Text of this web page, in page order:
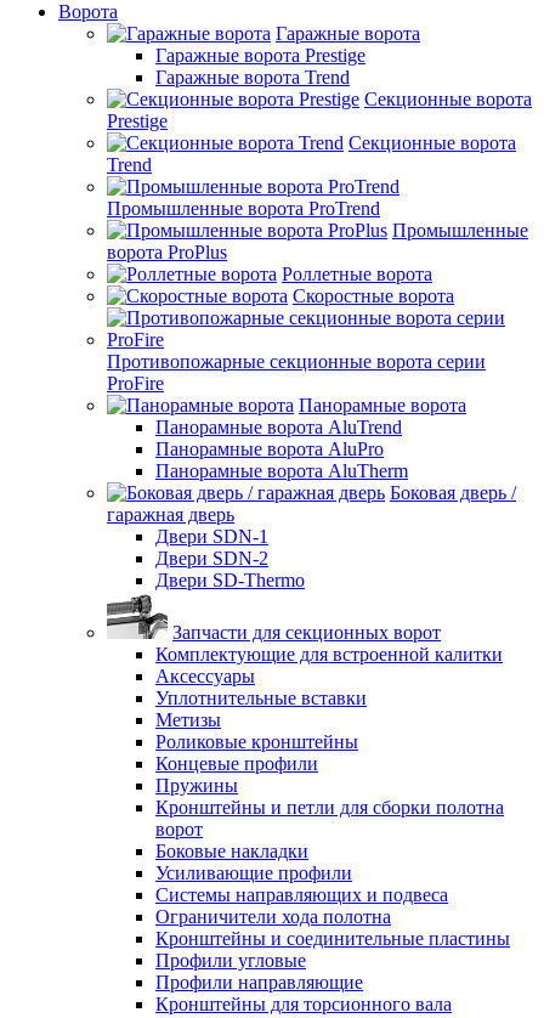
Ворота
Гаражные ворота
Гаражные ворота Prestige
Гаражные ворота Trend
Секционные ворота
Prestige
Секционные ворота
Trend
Промышленные ворота ProTrend
Промышленные
ворота ProPlus
Роллетные ворота
Скоростные ворота
Противопожарные секционные ворота серии
ProFire
Панорамные ворота
Панорамные ворота AluTrend
Панорамные ворота AluPro
Панорамные ворота AluTherm
Боковая дверь /
гаражная дверь
Двери SDN-1
Двери SDN-2
Двери SD-Thermo
Запчасти для секционных ворот
Комплектующие для встроенной калитки
Аксессуары
Уплотнительные вставки
Метизы
Роликовые кронштейны
Концевые профили
Пружины
Кронштейны и петли для сборки полотна
ворот
Боковые накладки
Усиливающие профили
Системы направляющих и подвеса
Ограничители хода полотна
Кронштейны и соединительные пластины
Профили угловые
Профили направляющие
Кронштейны для торсионного вала